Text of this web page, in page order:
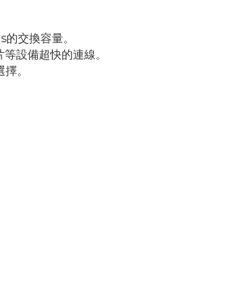
交換容量。
設備超快的連線。
。